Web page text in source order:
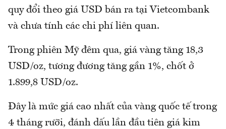
quy đổi theo giá USD bán ra tại Vietcombank
và chưa tính các chi phí liên quan.
Trong phiên Mỹ đêm qua, giá vàng tăng 18,3
USD/oz, tương đương tăng gần 1%, chốt ở
1.899,8 USD/oz.
Đây là mức giá cao nhất của vàng quốc tế trong
4 tháng rưỡi, đánh dấu lần đầu tiên giá kim